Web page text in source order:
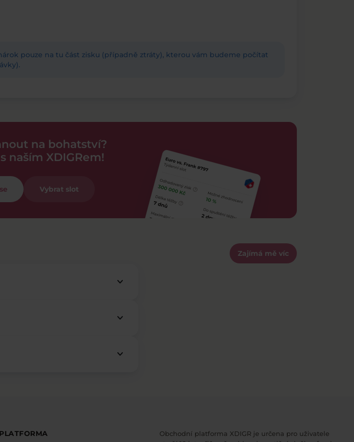
pouze na tu část zisku (případně ztráty), kterou vám budeme počítat
na bohatství?
naším XDIGRem!
Vybrat slot
Zajímá mě víc
keyboard_arrow_down
keyboard_arrow_down
keyboard_arrow_down
PLATFORMA
Obchodní platforma XDIGR je určena pro uživatele